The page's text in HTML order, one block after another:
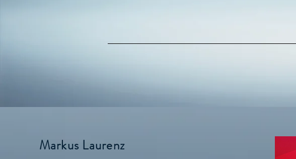
Markus Laurenz